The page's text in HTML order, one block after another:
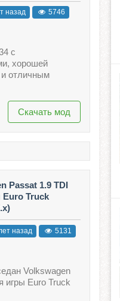
назад
5746
с
хорошей
отличным
Скачать мод
Passat 1.9 TDI
Euro Truck
назад
5131
Volkswagen
игры Euro Truck